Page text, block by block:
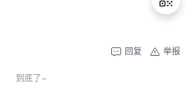
举报
回复
到底了~